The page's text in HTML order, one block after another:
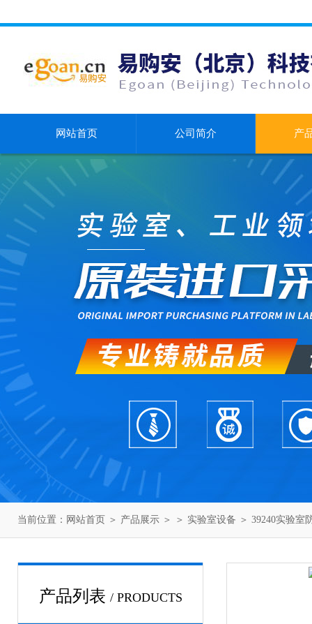
网站首页 公司简介 产
当前位置： 网站首页 ＞ 产品展示 ＞ ＞ 实验室设备 ＞ 39240实验室
产品列表 / PRODUCTS